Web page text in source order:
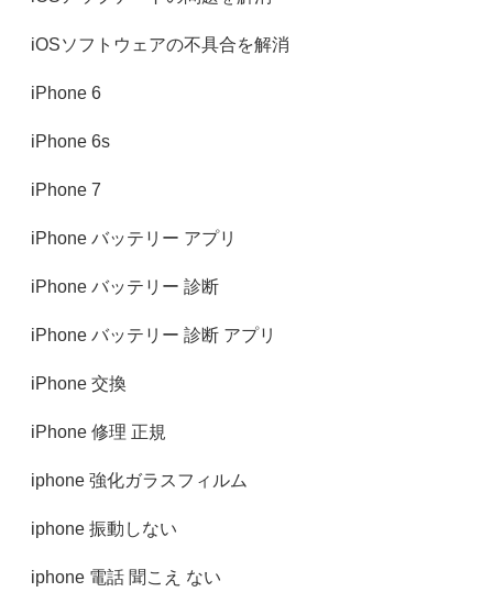
iOSソフトウェアの不具合を解消
iPhone 6
iPhone 6s
iPhone 7‎
iPhone バッテリー アプリ
iPhone バッテリー 診断
iPhone バッテリー 診断 アプリ
iPhone 交換
iPhone 修理 正規
iphone 強化ガラスフィルム
iphone 振動しない
iphone 電話 聞こえ ない